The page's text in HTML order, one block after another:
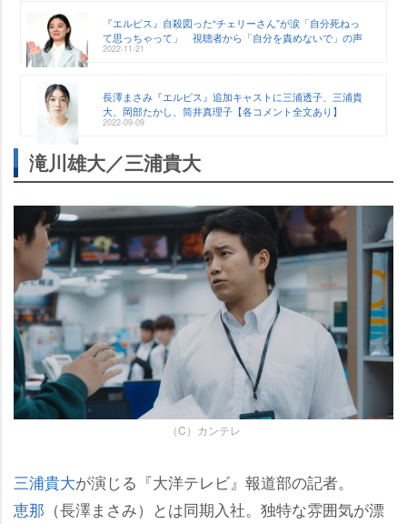
『エルピス』自殺図った“チェリーさん”が涙「自分死ねっ
て思っちゃって」 視聴者から「自分を責めないで」の声
2022-11-21
長澤まさみ『エルピス』追加キャストに三浦透子、三浦貴
大、岡部たかし、筒井真理子【各コメント全文あり】
2022-09-09
滝川雄大／三浦貴大
（C）カンテレ
三浦貴大が演じる『大洋テレビ』報道部の記者。
恵那 （長澤まさみ）とは同期入社。独特な雰囲気が漂